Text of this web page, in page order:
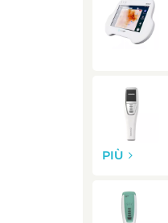
PIÙ